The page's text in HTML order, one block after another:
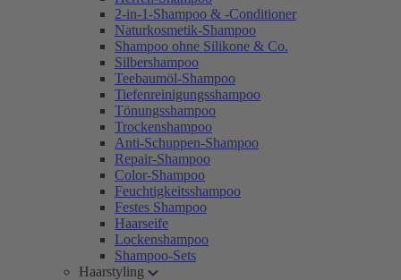
2-in-1-Shampoo & -Conditioner
Naturkosmetik-Shampoo
Shampoo ohne Silikone & Co.
Silbershampoo
Teebaumöl-Shampoo
Tiefenreinigungsshampoo
Tönungsshampoo
Trockenshampoo
Anti-Schuppen-Shampoo
Repair-Shampoo
Color-Shampoo
Feuchtigkeitsshampoo
Festes Shampoo
Haarseife
Lockenshampoo
Shampoo-Sets
Haarstyling